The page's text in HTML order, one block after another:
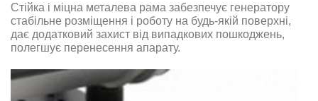
Стійка і міцна металева рама забезпечує генератору
стабільне розміщення і роботу на будь-якій поверхні,
дає додатковий захист від випадкових пошкоджень,
полегшує перенесення апарату.